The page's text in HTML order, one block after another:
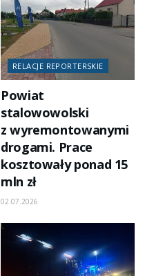
RELACJE REPORTERSKIE
Powiat
stalowowolski
z wyremontowanymi
drogami. Prace
kosztowały ponad 15
mln zł
02.07.2026